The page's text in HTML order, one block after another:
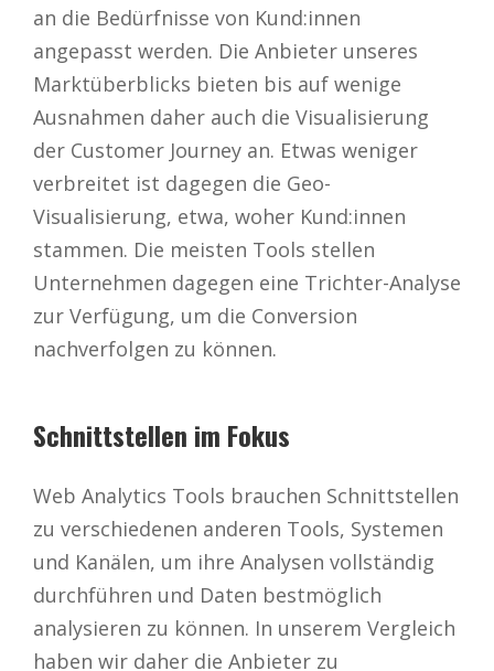
an die Bedürfnisse von Kund:innen
angepasst werden. Die Anbieter unseres
Marktüberblicks bieten bis auf wenige
Ausnahmen daher auch die Visualisierung
der Customer Journey an. Etwas weniger
verbreitet ist dagegen die Geo-
Visualisierung, etwa, woher Kund:innen
stammen. Die meisten Tools stellen
Unternehmen dagegen eine Trichter-Analyse
zur Verfügung, um die Conversion
nachverfolgen zu können.
Schnittstellen im Fokus
Web Analytics Tools brauchen Schnittstellen
zu verschiedenen anderen Tools, Systemen
und Kanälen, um ihre Analysen vollständig
durchführen und Daten bestmöglich
analysieren zu können. In unserem Vergleich
haben wir daher die Anbieter zu